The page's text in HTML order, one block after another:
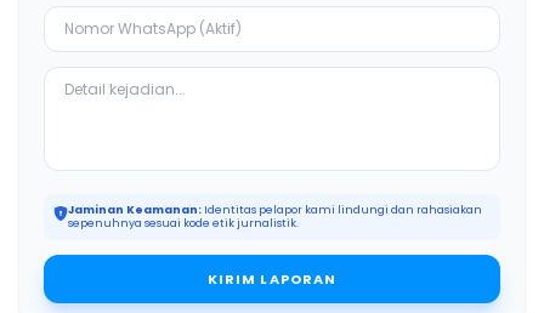
Jaminan Keamanan: Identitas pelapor kami lindungi dan rahasiakan
sepenuhnya sesuai kode etik jurnalistik.
KIRIM LAPORAN